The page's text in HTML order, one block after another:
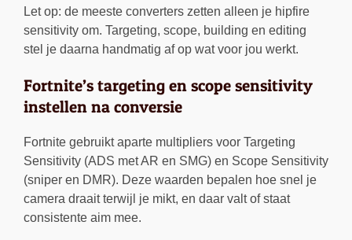
Let op: de meeste converters zetten alleen je hipfire
sensitivity om. Targeting, scope, building en editing
stel je daarna handmatig af op wat voor jou werkt.
Fortnite’s targeting en scope sensitivity
instellen na conversie
Fortnite gebruikt aparte multipliers voor Targeting
Sensitivity (ADS met AR en SMG) en Scope Sensitivity
(sniper en DMR). Deze waarden bepalen hoe snel je
camera draait terwijl je mikt, en daar valt of staat
consistente aim mee.